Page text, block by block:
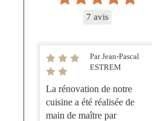
7 avis
Par Jean-Pascal
ESTREM
La rénovation de notre
cuisine a été réalisée de
main de maître par